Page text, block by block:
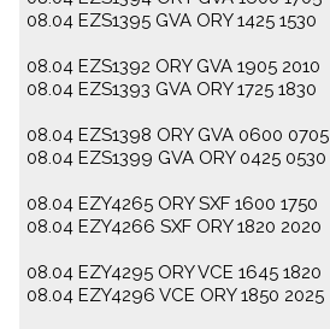
08.04 EZS1395 GVA ORY 1425 1530
08.04 EZS1392 ORY GVA 1905 2010
08.04 EZS1393 GVA ORY 1725 1830
08.04 EZS1398 ORY GVA 0600 0705
08.04 EZS1399 GVA ORY 0425 0530
08.04 EZY4265 ORY SXF 1600 1750
08.04 EZY4266 SXF ORY 1820 2020
08.04 EZY4295 ORY VCE 1645 1820
08.04 EZY4296 VCE ORY 1850 2025